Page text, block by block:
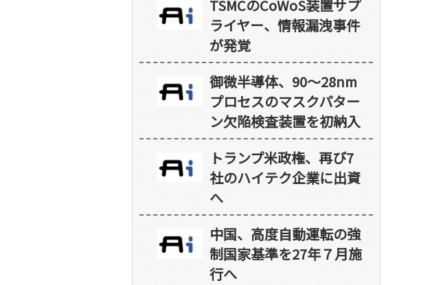
TSMCのCoWoS装置サプ
ライヤー、情報漏洩事件
が発覚
御微半導体、90～28nm
プロセスのマスクパター
ン欠陥検査装置を初納入
トランプ米政権、再び7
社のハイテク企業に出資
へ
中国、高度自動運転の強
制国家基準を27年７月施
行へ